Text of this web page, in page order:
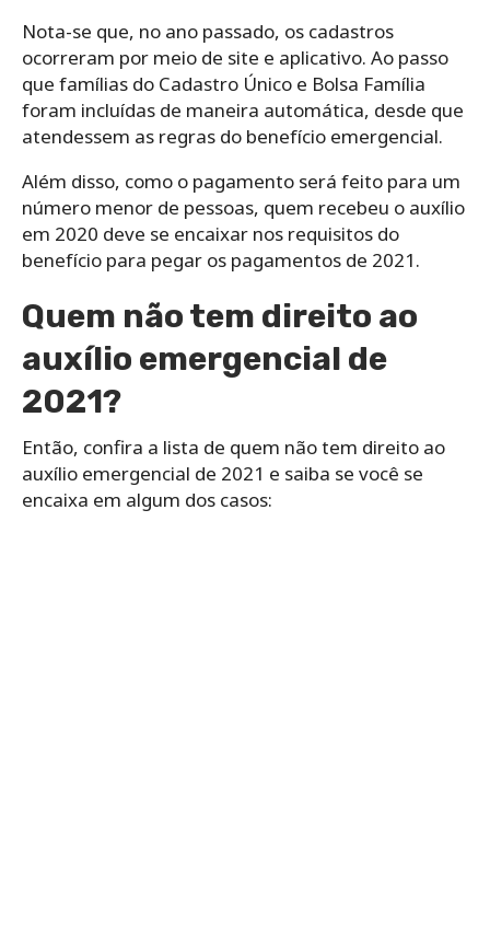
Nota-se que, no ano passado, os cadastros
ocorreram por meio de site e aplicativo. Ao passo
que famílias do Cadastro Único e Bolsa Família
foram incluídas de maneira automática, desde que
atendessem as regras do benefício emergencial.
Além disso, como o pagamento será feito para um
número menor de pessoas, quem recebeu o auxílio
em 2020 deve se encaixar nos requisitos do
benefício para pegar os pagamentos de 2021.
Quem não tem direito ao
auxílio emergencial de
2021?
Então, confira a lista de quem não tem direito ao
auxílio emergencial de 2021 e saiba se você se
encaixa em algum dos casos: